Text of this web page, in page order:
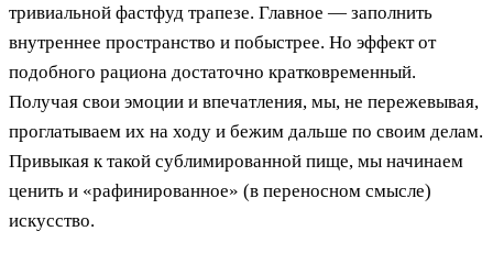
тривиальной фастфуд трапезе. Главное — заполнить
внутреннее пространство и побыстрее. Но эффект от
подобного рациона достаточно кратковременный.
Получая свои эмоции и впечатления, мы, не пережевывая,
проглатываем их на ходу и бежим дальше по своим делам.
Привыкая к такой сублимированной пище, мы начинаем
ценить и «рафинированное» (в переносном смысле)
искусство.